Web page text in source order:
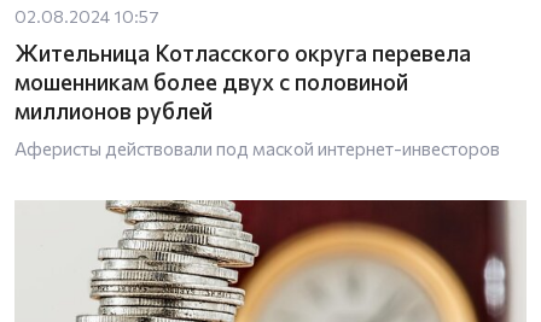
02.08.2024 10:57
Жительница Котласского округа перевела
мошенникам более двух с половиной
миллионов рублей
Аферисты действовали под маской интернет-инвесторов